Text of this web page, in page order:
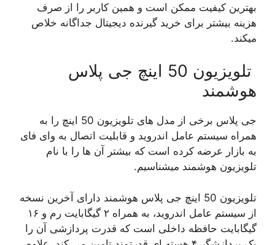
بهترین کیفیت ممکن است و همین کاربر را از صرف
هزینه بیشتر برای خرید گیرنده دیجیتال جداگانه خلاص
میکند.
تلویزیون 50 اینچ جی پلاس
هوشمند
جی پلاس برخی از مدل های تلویزیون 50 اینچ را به
همراه سیستم عامل اندروید و قابلیت اتصال به وای فای
به بازار عرضه کرده است که بیشتر آن ها را با نام
تلویزیون هوشمند میشناسیم.
تلویزیون 50 اینچ جی پلاس هوشمند دارای آخرین نسخه
از سیستم عامل اندروید، به همراه ۲ گیگابایت رم و ۱۶
گیگابایت حافظه داخلی است که قدرت پردازشی آن را